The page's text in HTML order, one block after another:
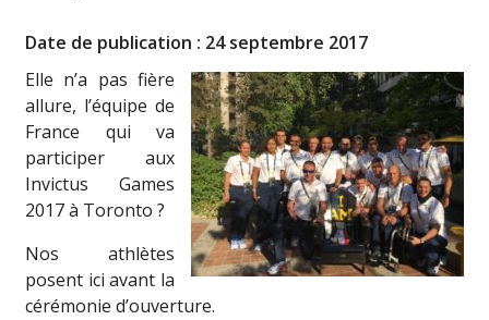
Date de publication : 24 septembre 2017
Elle n’a pas fière
allure, l’équipe de
France qui va
participer aux
Invictus Games
2017 à Toronto ?
Nos athlètes
posent ici avant la
cérémonie d’ouverture.